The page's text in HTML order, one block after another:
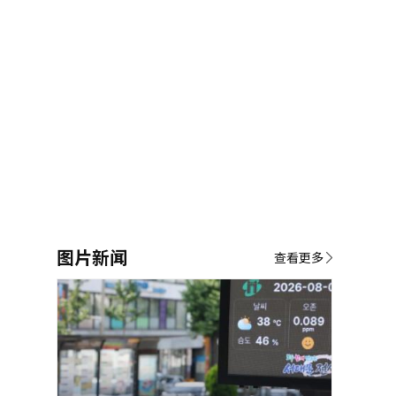
图片新闻 查看更多